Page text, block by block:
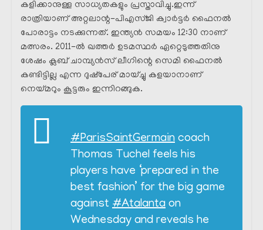
കളിക്കാനുള്ള സാധ്യതകളും പ്രസ്താവിച്ചു.ഇന്ന്
രാത്രിയാണ് അറ്റലാന്റ-പിഎസ്ജി ക്വാർട്ടർ ഫൈനൽ
പോരാട്ടം നടക്കുന്നത്. ഇന്ത്യൻ സമയം 12:30 നാണ്
മത്സരം. 2011-ൽ ഖത്തർ ഉടമസ്ഥർ ഏറ്റെടുത്തതിനു
ശേഷം ക്ലബ് ചാമ്പ്യൻസ് ലീഗിന്റെ സെമി ഫൈനൽ
കണ്ടിട്ടില്ല എന്ന ദുഷ്‌പേര് മായ്ച്ചു കളയാനാണ്
നെയ്മറും കൂട്ടരും ഇന്നിറങ്ങുക.
#ParisSaintGermain coach
Thomas Tuchel feels his
players have ‘prepared in the
best fashion’ for the big game
against #Atalanta on
Wednesday and reveals he